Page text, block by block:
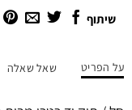
שיתוף
על הפריט שאל שאלה